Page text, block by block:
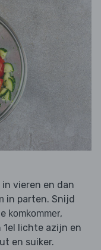
vieren en dan
in parten. Snijd
komkommer,
lichte azijn en
en suiker.